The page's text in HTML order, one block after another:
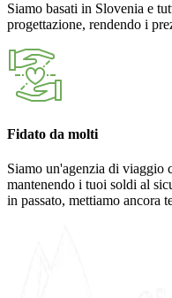
Siamo basati in Slovenia e
progettazione, rendendo i
Fidato da molti
Siamo un'agenzia di viaggio
mantenendo i tuoi soldi al
in passato, mettiamo ancora